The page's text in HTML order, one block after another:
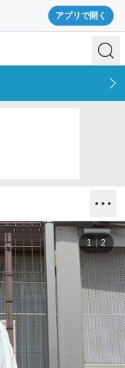
アプリで開く
1 2